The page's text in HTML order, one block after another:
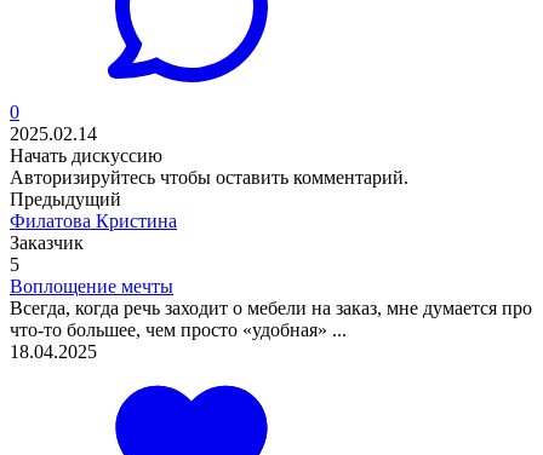
0
2025.02.14
Начать дискуссию
Авторизируйтесь чтобы оставить комментарий.
Предыдущий
Филатова Кристина
Заказчик
5
Воплощение мечты
Всегда, когда речь заходит о мебели на заказ, мне думается про
что-то большее, чем просто «удобная» ...
18.04.2025